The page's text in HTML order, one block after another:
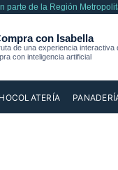
parte de la Región